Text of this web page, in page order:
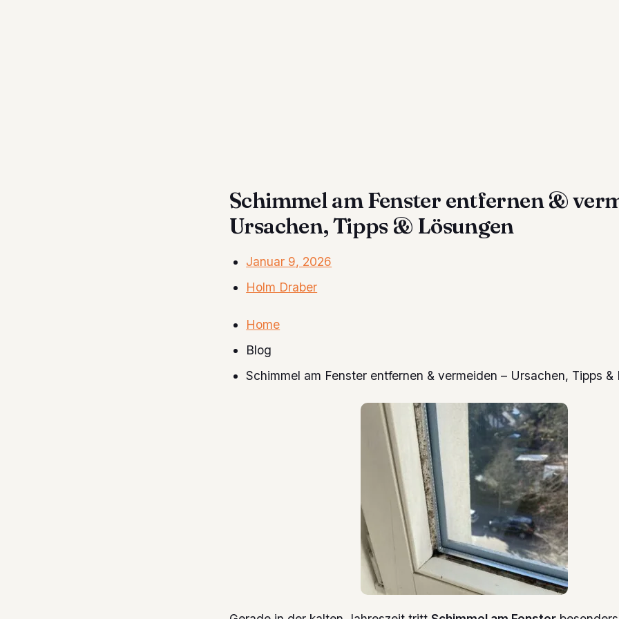
Schimmel am Fenster entfernen &
Ursachen, Tipps & Lösungen
Januar 9, 2026
Holm Draber
Home
Blog
Schimmel am Fenster entfernen & vermeiden – Ursachen, Tipps &